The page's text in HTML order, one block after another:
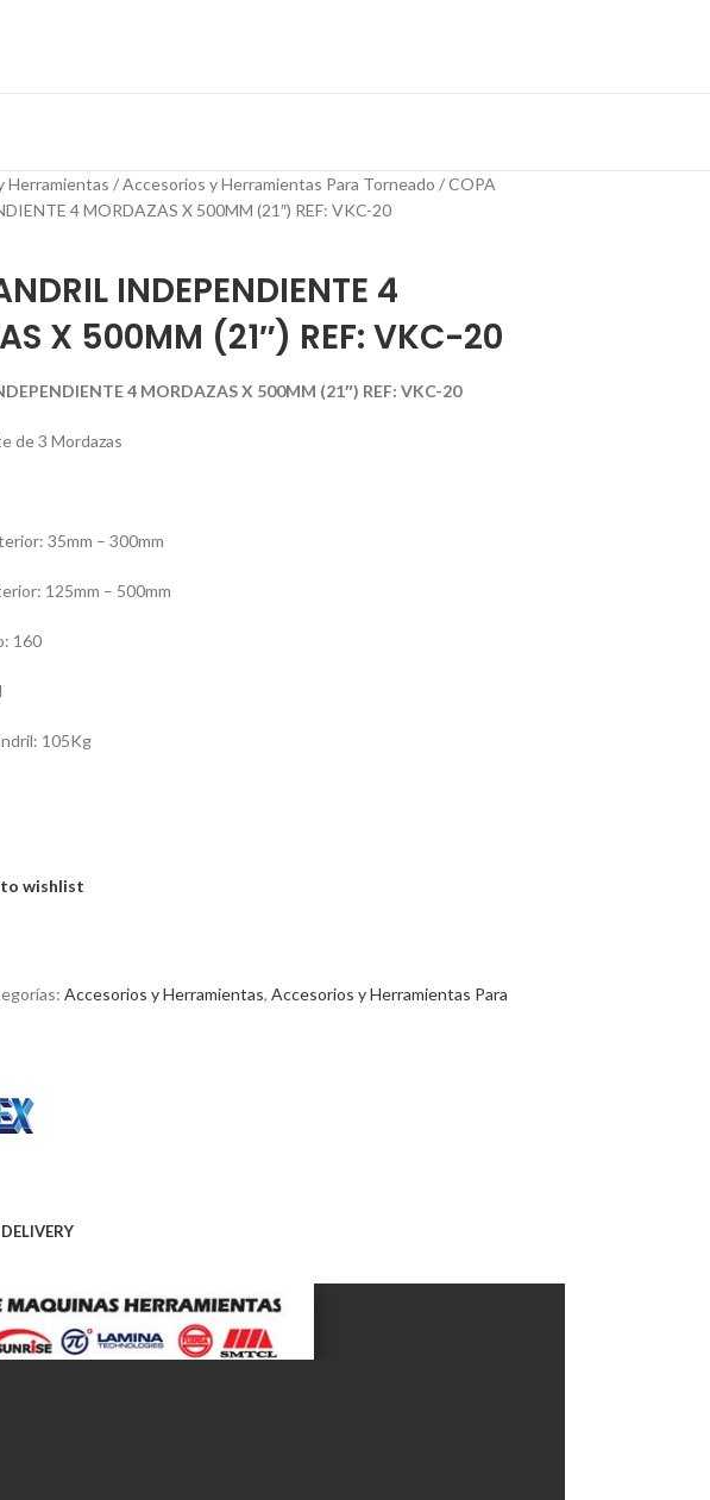
Herramientas Accesorios y Herramientas Para Torneado
COPA
4 MORDAZAS X 500MM (21″) REF: VKC-20
INDEPENDIENTE 4
X 500MM (21″) REF: VKC-20
4 MORDAZAS X 500MM (21″) REF: VKC-20
de 3 Mordazas
35mm – 300mm
125mm – 500mm
160
105Kg
wishlist
Accesorios y Herramientas, Accesorios y Herramientas Para